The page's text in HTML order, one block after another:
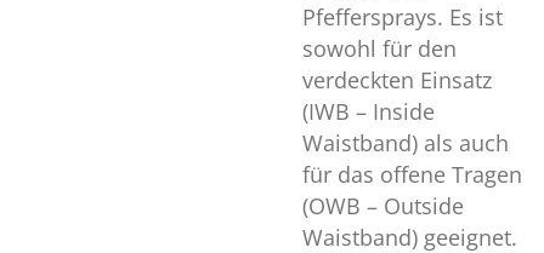
Pfeffersprays. Es ist
sowohl für den
verdeckten Einsatz
(IWB – Inside
Waistband) als auch
für das offene Tragen
(OWB – Outside
Waistband) geeignet.